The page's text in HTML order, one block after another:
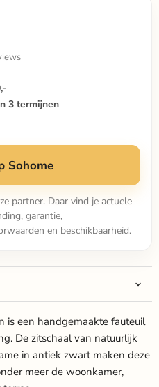
3 termijnen
Sohome
partner. Daar vind je actuele
garantie,
en beschikbaarheid.
is een handgemaakte fauteuil
De zitschaal van natuurlijk
in antiek zwart maken deze
meer de woonkamer,